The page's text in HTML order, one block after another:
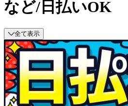
など/日払いOK
全て表示